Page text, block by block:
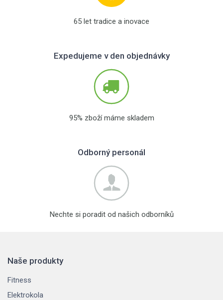
65 let tradice a inovace
Expedujeme v den objednávky
95% zboží máme skladem
Odborný personál
Nechte si poradit od našich odborníků
Naše produkty
Fitness
Elektrokola